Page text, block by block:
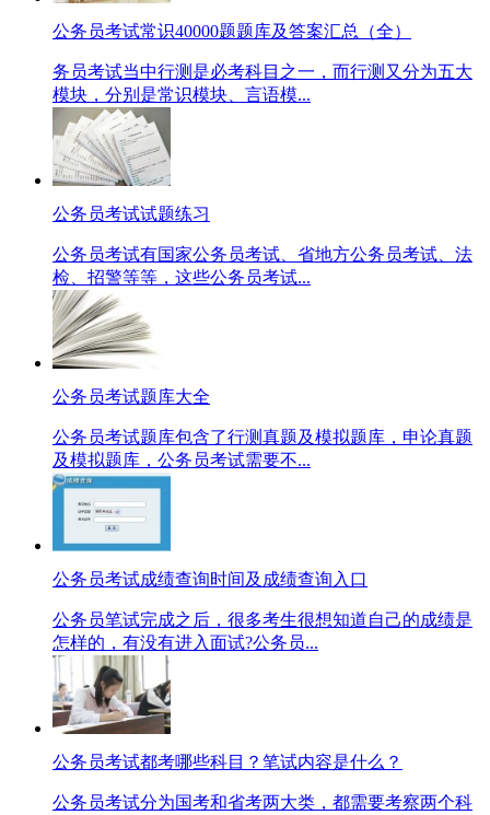
公务员考试常识40000题题库及答案汇总（全）
务员考试当中行测是必考科目之一，而行测又分为五大
模块，分别是常识模块、言语模...
公务员考试试题练习
公务员考试有国家公务员考试、省地方公务员考试、法
检、招警等等，这些公务员考试...
公务员考试题库大全
公务员考试题库包含了行测真题及模拟题库，申论真题
及模拟题库，公务员考试需要不...
公务员考试成绩查询时间及成绩查询入口
公务员笔试完成之后，很多考生很想知道自己的成绩是
怎样的，有没有进入面试?公务员...
公务员考试都考哪些科目？笔试内容是什么？
公务员考试分为国考和省考两大类，都需要考察两个科